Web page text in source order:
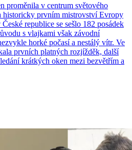
proměnila v centrum světového
historicky prvním mistrovství Evropy
republice se sešlo 182 posádek
s vlajkami však závodní
horké počasí a nestálý vítr. Ve
prvních platných rozjížděk, další
krátkých oken mezi bezvětřím a